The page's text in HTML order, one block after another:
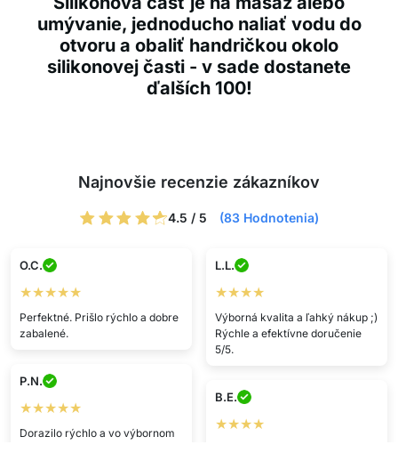
umývanie, jednoducho naliať vodu do
otvoru a obaliť handričkou okolo
silikonovej časti - v sade dostanete
ďalších 100!
Najnovšie recenzie zákazníkov
4.5 / 5 (83 Hodnotenia)
O.C.
★★★★★
Perfektné. Prišlo rýchlo a dobre
zabalené.
L.L.
★★★★
Výborná kvalita a ľahký nákup ;)
Rýchle a efektívne doručenie
5/5.
P.N.
★★★★★
Dorazilo rýchlo a vo výbornom
B.E.
★★★★